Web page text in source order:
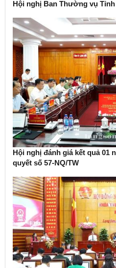
Hội nghị Ban Thường vụ
Hội nghị đánh giá kết quả 01
quyết số 57-NQ/TW